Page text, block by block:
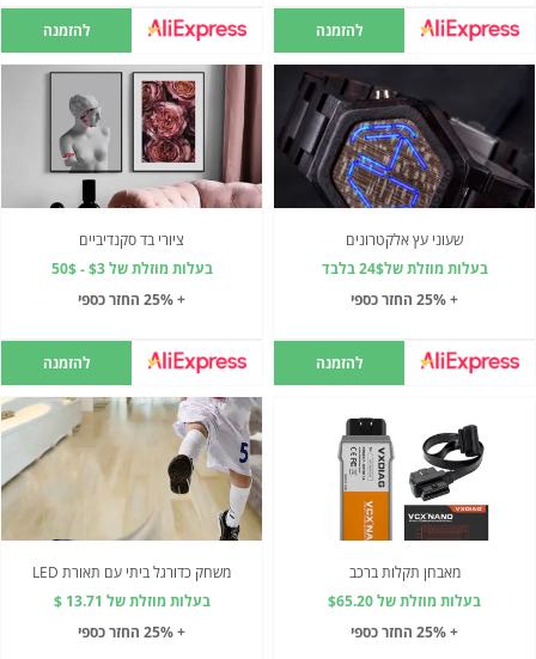
להזמנה להזמנה
שעוני עץ אלקטרונים
בעלות מוזלת של24$ בלבד
+ 25% החזר כספי
להזמנה
ציורי בד סקנדיביים
בעלות מוזלת של $3 - 50$
+ 25% החזר כספי
להזמנה
מאבחן תקלות ברכב
בעלות מוזלת של $65.20
+ 25% החזר כספי
משחק כדורגל ביתי עם תאורת LED
בעלות מוזלת של 13.71 $
+ 25% החזר כספי